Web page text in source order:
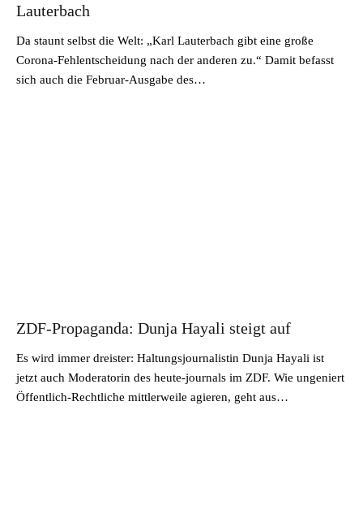
Lauterbach
Da staunt selbst die Welt: „Karl Lauterbach gibt eine große
Corona-Fehlentscheidung nach der anderen zu.“ Damit befasst
sich auch die Februar-Ausgabe des…
ZDF-Propaganda: Dunja Hayali steigt auf
Es wird immer dreister: Haltungsjournalistin Dunja Hayali ist
jetzt auch Moderatorin des heute-journals im ZDF. Wie ungeniert
Öffentlich-Rechtliche mittlerweile agieren, geht aus…